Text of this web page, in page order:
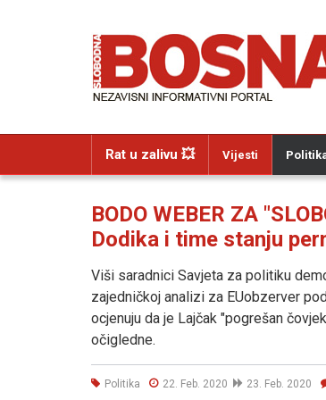
Rat u zalivu 💥 Vijesti
BODO WEBER ZA
Dodika i time stanju
Viši saradnici Savjeta za politiku
zajedničkoj analizi za EUobzerver
ocjenuju da je Lajčak "pogrešan
očigledne.
Politika 22. Feb. 2020 23. Feb. 2020